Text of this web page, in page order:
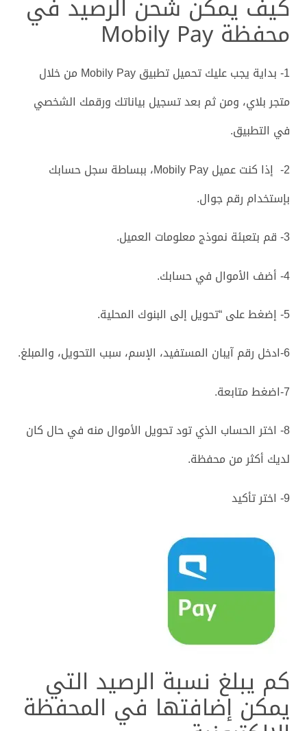
كيف يمكن شحن الرصيد في
محفظة Mobily Pay
1- بداية يجب عليك تحميل تطبيق Mobily Pay من خلال
متجر بلاي، ومن ثم بعد تسجيل بياناتك ورقمك الشخصي
في التطبيق.
2- إذا كنت عميل Mobily Pay، ببساطة سجل حسابك
بإستخدام رقم جوال.
3- قم بتعبئة نموذج معلومات العميل.
4- أضف الأموال في حسابك.
5- إضغط على “تحويل إلى البنوك المحلية.
6-ادخل رقم آيبان المستفيد، الإسم، سبب التحويل، والمبلغ.
7-اضغط متابعة.
8- اختر الحساب الذي تود تحويل الأموال منه في حال كان
لديك أكثر من محفظة.
9- اختر تأكيد
كم يبلغ نسبة الرصيد التي
يمكن إضافتها في المحفظة